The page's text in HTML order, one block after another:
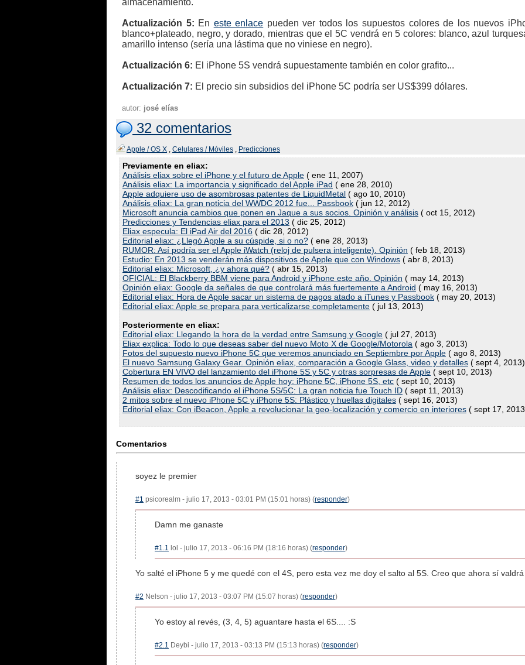
almacenamiento.
Actualización 5: En este enlace pueden ver todos los supuestos colores de los nuevos
blanco+plateado, negro, y dorado, mientras que el 5C vendrá en 5 colores: blanco, azul
amarillo intenso (sería una lástima que no viniese en negro).
Actualización 6: El iPhone 5S vendrá supuestamente también en color grafito...
Actualización 7: El precio sin subsidios del iPhone 5C podría ser US$399 dólares.
autor: josé elías
32 comentarios
Apple / OS X , Celulares / Móviles , Predicciones
Previamente en eliax:
Análisis eliax sobre el iPhone y el futuro de Apple ( ene 11, 2007)
Análisis eliax: La importancia y significado del Apple iPad ( ene 28, 2010)
Apple adquiere uso de asombrosas patentes de LiquidMetal ( ago 10, 2010)
Análisis eliax: La gran noticia del WWDC 2012 fue... Passbook ( jun 12, 2012)
Microsoft anuncia cambios que ponen en Jaque a sus socios. Opinión y análisis ( oct 15, 2012)
Predicciones y Tendencias eliax para el 2013 ( dic 25, 2012)
Eliax especula: El iPad Air del 2016 ( dic 28, 2012)
Editorial eliax: ¿Llegó Apple a su cúspide, si o no? ( ene 28, 2013)
RUMOR: Así podría ser el Apple iWatch (reloj de pulsera inteligente). Opinión ( feb 18, 2013)
Estudio: En 2013 se venderán más dispositivos de Apple que con Windows ( abr 8, 2013)
Editorial eliax: Microsoft, ¿y ahora qué? ( abr 15, 2013)
OFICIAL: El Blackberry BBM viene para Android y iPhone este año. Opinión ( may 14, 2013)
Opinión eliax: Google da señales de que controlará más fuertemente a Android ( may 16, 2013)
Editorial eliax: Hora de Apple sacar un sistema de pagos atado a iTunes y Passbook ( may 20, 2013)
Editorial eliax: Apple se prepara para verticalizarse completamente ( jul 13, 2013)
Posteriormente en eliax:
Editorial eliax: Llegando la hora de la verdad entre Samsung y Google ( jul 27, 2013)
Eliax explica: Todo lo que deseas saber del nuevo Moto X de Google/Motorola ( ago 3, 2013)
Fotos del supuesto nuevo iPhone 5C que veremos anunciado en Septiembre por Apple ( ago 8, 2013)
El nuevo Samsung Galaxy Gear. Opinión eliax, comparación a Google Glass, video y detalles ( sept 4, 2013)
Cobertura EN VIVO del lanzamiento del iPhone 5S y 5C y otras sorpresas de Apple ( sept 10, 2013)
Resumen de todos los anuncios de Apple hoy: iPhone 5C, iPhone 5S, etc ( sept 10, 2013)
Análisis eliax: Descodificando el iPhone 5S/5C: La gran noticia fue Touch ID ( sept 11, 2013)
2 mitos sobre el nuevo iPhone 5C y iPhone 5S: Plástico y huellas digitales ( sept 16, 2013)
Editorial eliax: Con iBeacon, Apple a revolucionar la geo-localización y comercio en interiores ( sept 17,
Comentarios
soyez le premier
#1 psicorealm - julio 17, 2013 - 03:01 PM (15:01 horas) (responder)
Damn me ganaste
#1.1 lol - julio 17, 2013 - 06:16 PM (18:16 horas) (responder)
Yo salté el iPhone 5 y me quedé con el 4S, pero esta vez me doy el salto al 5S. Creo que ahora sí
#2 Nelson - julio 17, 2013 - 03:07 PM (15:07 horas) (responder)
Yo estoy al revés, (3, 4, 5) aguantare hasta el 6S.... :S
#2.1 Deybi - julio 17, 2013 - 03:13 PM (15:13 horas) (responder)